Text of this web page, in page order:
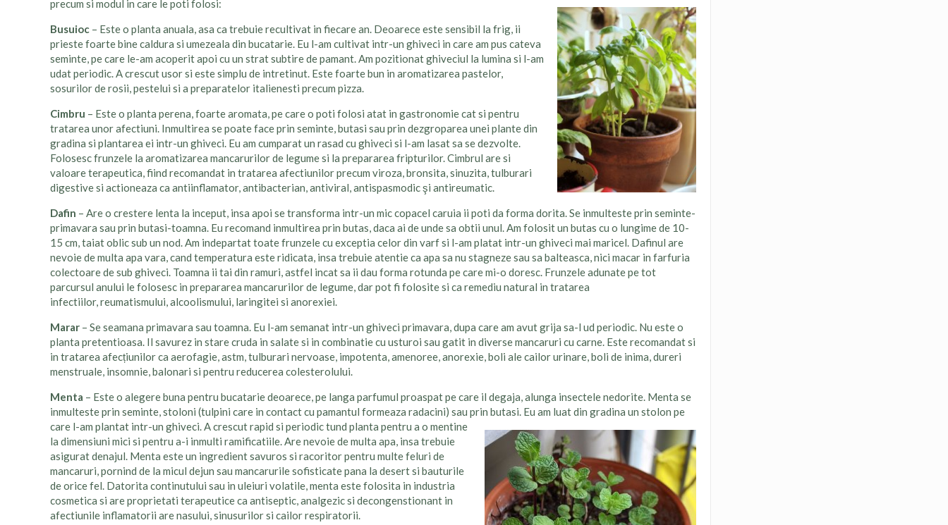
precum si modul in care le poti folosi:
Busuioc – Este o planta anuala, asa ca trebuie recultivat in fiecare an. Deoarece este sensibil la frig, ii
prieste foarte bine caldura si umezeala din bucatarie. Eu l-am cultivat intr-un ghiveci in care am pus cateva
seminte, pe care le-am acoperit apoi cu un strat subtire de pamant. Am pozitionat ghiveciul la lumina si l-am
udat periodic. A crescut usor si este simplu de intretinut. Este foarte bun in aromatizarea pastelor,
sosurilor de rosii, pestelui si a preparatelor italienesti precum pizza.
Cimbru – Este o planta perena, foarte aromata, pe care o poti folosi atat in gastronomie cat si pentru
tratarea unor afectiuni. Inmultirea se poate face prin seminte, butasi sau prin dezgroparea unei plante din
gradina si plantarea ei intr-un ghiveci. Eu am cumparat un rasad cu ghiveci si l-am lasat sa se dezvolte.
Folosesc frunzele la aromatizarea mancarurilor de legume si la prepararea fripturilor. Cimbrul are si
valoare terapeutica, fiind recomandat in tratarea afectiunilor precum viroza, bronsita, sinuzita, tulburari
digestive si actioneaza ca antiinflamator, antibacterian, antiviral, antispasmodic şi antireumatic.
Dafin – Are o crestere lenta la inceput, insa apoi se transforma intr-un mic copacel caruia ii poti da forma dorita. Se inmulteste prin seminte-
primavara sau prin butasi-toamna. Eu recomand inmultirea prin butas, daca ai de unde sa obtii unul. Am folosit un butas cu o lungime de 10-
15 cm, taiat oblic sub un nod. Am indepartat toate frunzele cu exceptia celor din varf si l-am platat intr-un ghiveci mai maricel. Dafinul are
nevoie de multa apa vara, cand temperatura este ridicata, insa trebuie atentie ca apa sa nu stagneze sau sa balteasca, nici macar in farfuria
colectoare de sub ghiveci. Toamna ii tai din ramuri, astfel incat sa ii dau forma rotunda pe care mi-o doresc. Frunzele adunate pe tot
parcursul anului le folosesc in prepararea mancarurilor de legume, dar pot fi folosite si ca remediu natural in tratarea
infectiilor, reumatismului, alcoolismului, laringitei si anorexiei.
Marar – Se seamana primavara sau toamna. Eu l-am semanat intr-un ghiveci primavara, dupa care am avut grija sa-l ud periodic. Nu este o
planta pretentioasa. Il savurez in stare cruda in salate si in combinatie cu usturoi sau gatit in diverse mancaruri cu carne. Este recomandat si
in tratarea afecțiunilor ca aerofagie, astm, tulburari nervoase, impotenta, amenoree, anorexie, boli ale cailor urinare, boli de inima, dureri
menstruale, insomnie, balonari si pentru reducerea colesterolului.
Menta – Este o alegere buna pentru bucatarie deoarece, pe langa parfumul proaspat pe care il degaja, alunga insectele nedorite. Menta se
inmulteste prin seminte, stoloni (tulpini care in contact cu pamantul formeaza radacini) sau prin butasi. Eu am luat din gradina un stolon pe
care l-am plantat intr-un ghiveci. A crescut rapid si periodic tund planta pentru a o mentine
la dimensiuni mici si pentru a-i inmulti ramificatiile. Are nevoie de multa apa, insa trebuie
asigurat denajul. Menta este un ingredient savuros si racoritor pentru multe feluri de
mancaruri, pornind de la micul dejun sau mancarurile sofisticate pana la desert si bauturile
de orice fel. Datorita continutului sau in uleiuri volatile, menta este folosita in industria
cosmetica si are proprietati terapeutice ca antiseptic, analgezic si decongenstionant in
afectiunile inflamatorii are nasului, sinusurilor si cailor respiratorii.